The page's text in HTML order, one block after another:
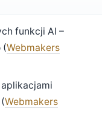
funkcji AI –
(Webmakers
Webmakers